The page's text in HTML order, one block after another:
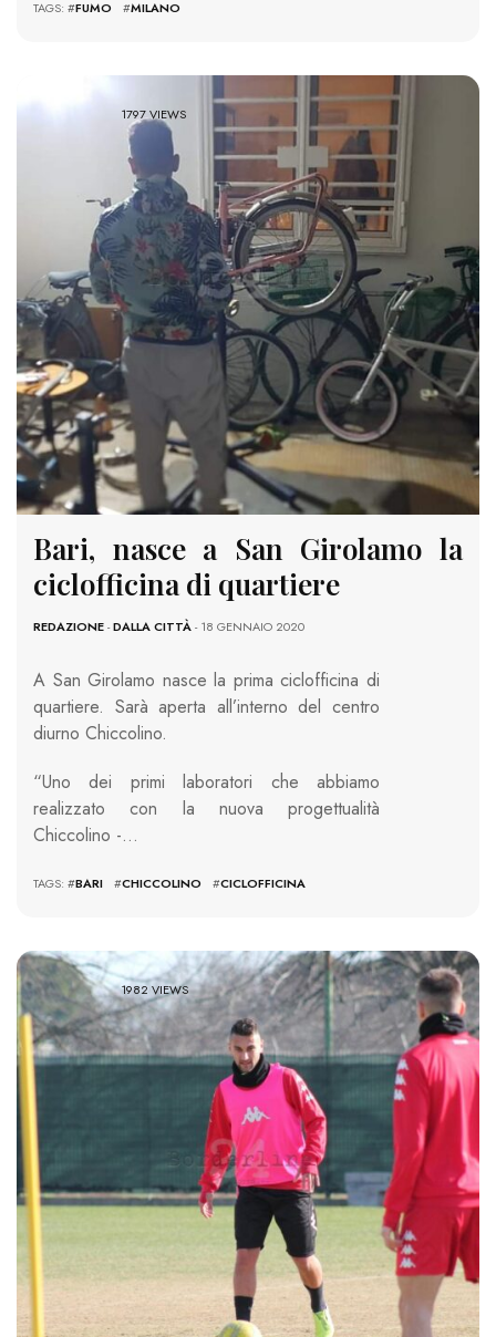
TAGS: #FUMO #MILANO
1797 VIEWS
Bari, nasce a San Girolamo la
ciclofficina di quartiere
REDAZIONE-DALLA CITTÀ- 18 GENNAIO 2020
A San Girolamo nasce la prima ciclofficina di
quartiere. Sarà aperta all’interno del centro
diurno Chiccolino.
“Uno dei primi laboratori che abbiamo
realizzato con la nuova progettualità
Chiccolino -…
TAGS: #BARI #CHICCOLINO #CICLOFFICINA
1982 VIEWS